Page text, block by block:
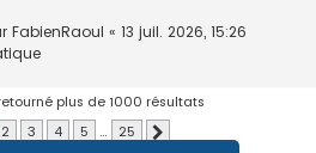
FabienRaoul « 13 juil. 2026, 15:26
plus de 1000 résultats
1sur25
2 3 4 5 … 25